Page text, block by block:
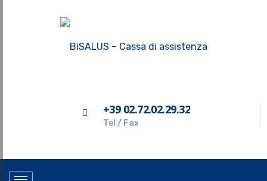
+39 02.72.02.29.32
Tel / Fax